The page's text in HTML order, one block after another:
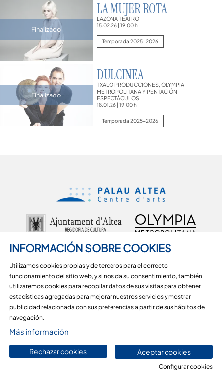
Finalizado
LA MUJER ROTA
LAZONA TEATRO
15.02.26| 19:00 h
Temporada 2025-2026
Finalizado
DULCINEA
TXALO PRODUCCIONES, OLYMPIA
METROPOLITANA Y PENTACIÓN
ESPECTÁCULOS
18.01.26| 19:00 h
Temporada 2025-2026
Carrer d'Alcoi, 18, 03590 Altea, Alicante
965 36 29 51
Sitemap |
INFORMACIÓN SOBRE COOKIES
Utilizamos cookies propias y de terceros para el correcto
funcionamiento del sitio web, y si nos da su consentimiento, también
utilizaremos cookies para recopilar datos de sus visitas para obtener
estadísticas agregadas para mejorar nuestros servicios y mostrar
publicidad relacionada con sus preferencias a partir de sus hábitos de
navegación.
Más información
Aceptar cookies
Rechazar cookies
Configurar cookies